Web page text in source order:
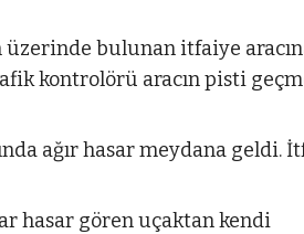
bulunan itfaiye
kontrolörü aracın pisti
ağır hasar meydana geldi.
hasar gören uçaktan kendi